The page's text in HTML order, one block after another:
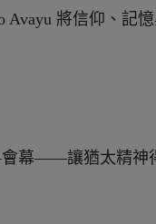
將信仰、記
會幕——讓猶太精神